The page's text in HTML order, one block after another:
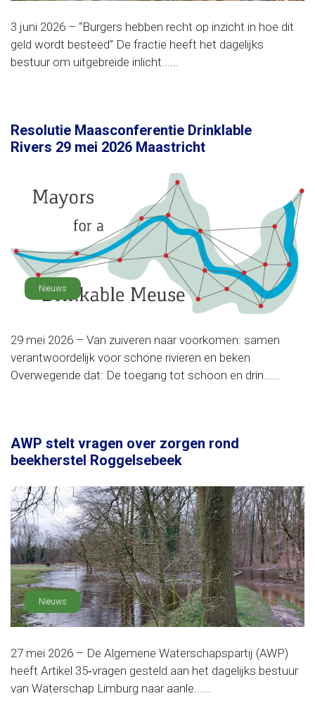
3 juni 2026 – “Burgers hebben recht op inzicht in hoe dit
geld wordt besteed” De fractie heeft het dagelijks
bestuur om uitgebreide inlicht......
Resolutie Maasconferentie Drinklable
Rivers 29 mei 2026 Maastricht
Nieuws
29 mei 2026 – Van zuiveren naar voorkomen: samen
verantwoordelijk voor schone rivieren en beken
Overwegende dat: De toegang tot schoon en drin......
AWP stelt vragen over zorgen rond
beekherstel Roggelsebeek
Nieuws
27 mei 2026 – De Algemene Waterschapspartij (AWP)
heeft Artikel 35‑vragen gesteld aan het dagelijks bestuur
van Waterschap Limburg naar aanle......